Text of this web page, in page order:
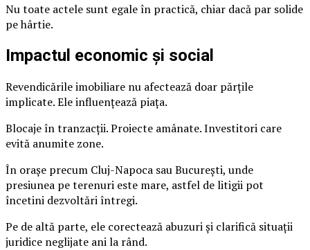
Nu toate actele sunt egale în practică, chiar dacă par solide
pe hârtie.
Impactul economic și social
Revendicările imobiliare nu afectează doar părțile
implicate. Ele influențează piața.
Blocaje în tranzacții. Proiecte amânate. Investitori care
evită anumite zone.
În orașe precum Cluj-Napoca sau București, unde
presiunea pe terenuri este mare, astfel de litigii pot
încetini dezvoltări întregi.
Pe de altă parte, ele corectează abuzuri și clarifică situații
juridice neglijate ani la rând.